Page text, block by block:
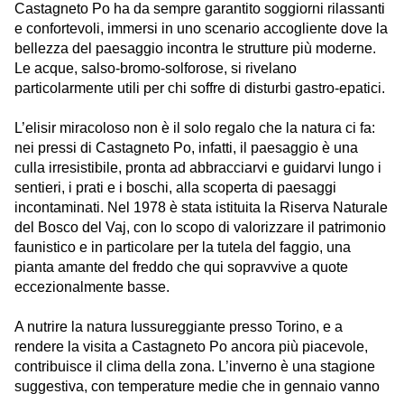
Castagneto Po ha da sempre garantito soggiorni rilassanti
e confortevoli, immersi in uno scenario accogliente dove la
bellezza del paesaggio incontra le strutture più moderne.
Le acque, salso-bromo-solforose, si rivelano
particolarmente utili per chi soffre di disturbi gastro-epatici.
L’elisir miracoloso non è il solo regalo che la natura ci fa:
nei pressi di Castagneto Po, infatti, il paesaggio è una
culla irresistibile, pronta ad abbracciarvi e guidarvi lungo i
sentieri, i prati e i boschi, alla scoperta di paesaggi
incontaminati. Nel 1978 è stata istituita la Riserva Naturale
del Bosco del Vaj, con lo scopo di valorizzare il patrimonio
faunistico e in particolare per la tutela del faggio, una
pianta amante del freddo che qui sopravvive a quote
eccezionalmente basse.
A nutrire la natura lussureggiante presso Torino, e a
rendere la visita a Castagneto Po ancora più piacevole,
contribuisce il clima della zona. L’inverno è una stagione
suggestiva, con temperature medie che in gennaio vanno